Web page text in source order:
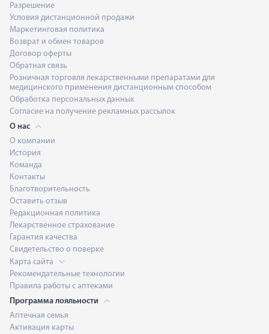
Разрешение
Условия дистанционной продажи
Маркетинговая политика
Возврат и обмен товаров
Договор оферты
Обратная связь
Розничная торговля лекарственными препаратами для
медицинского применения дистанционным способом
Обработка персональных данных
Согласие на получение рекламных рассылок
О нас
О компании
История
Команда
Контакты
Благотворительность
Оставить отзыв
Редакционная политика
Лекарственное страхование
Гарантия качества
Свидетельство о поверке
Карта сайта
Рекомендательные технологии
Правила работы с аптеками
Программа лояльности
Аптечная семья
Активация карты